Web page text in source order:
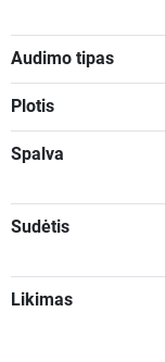
Audimo tipas
Plotis
Spalva
Sudėtis
Likimas